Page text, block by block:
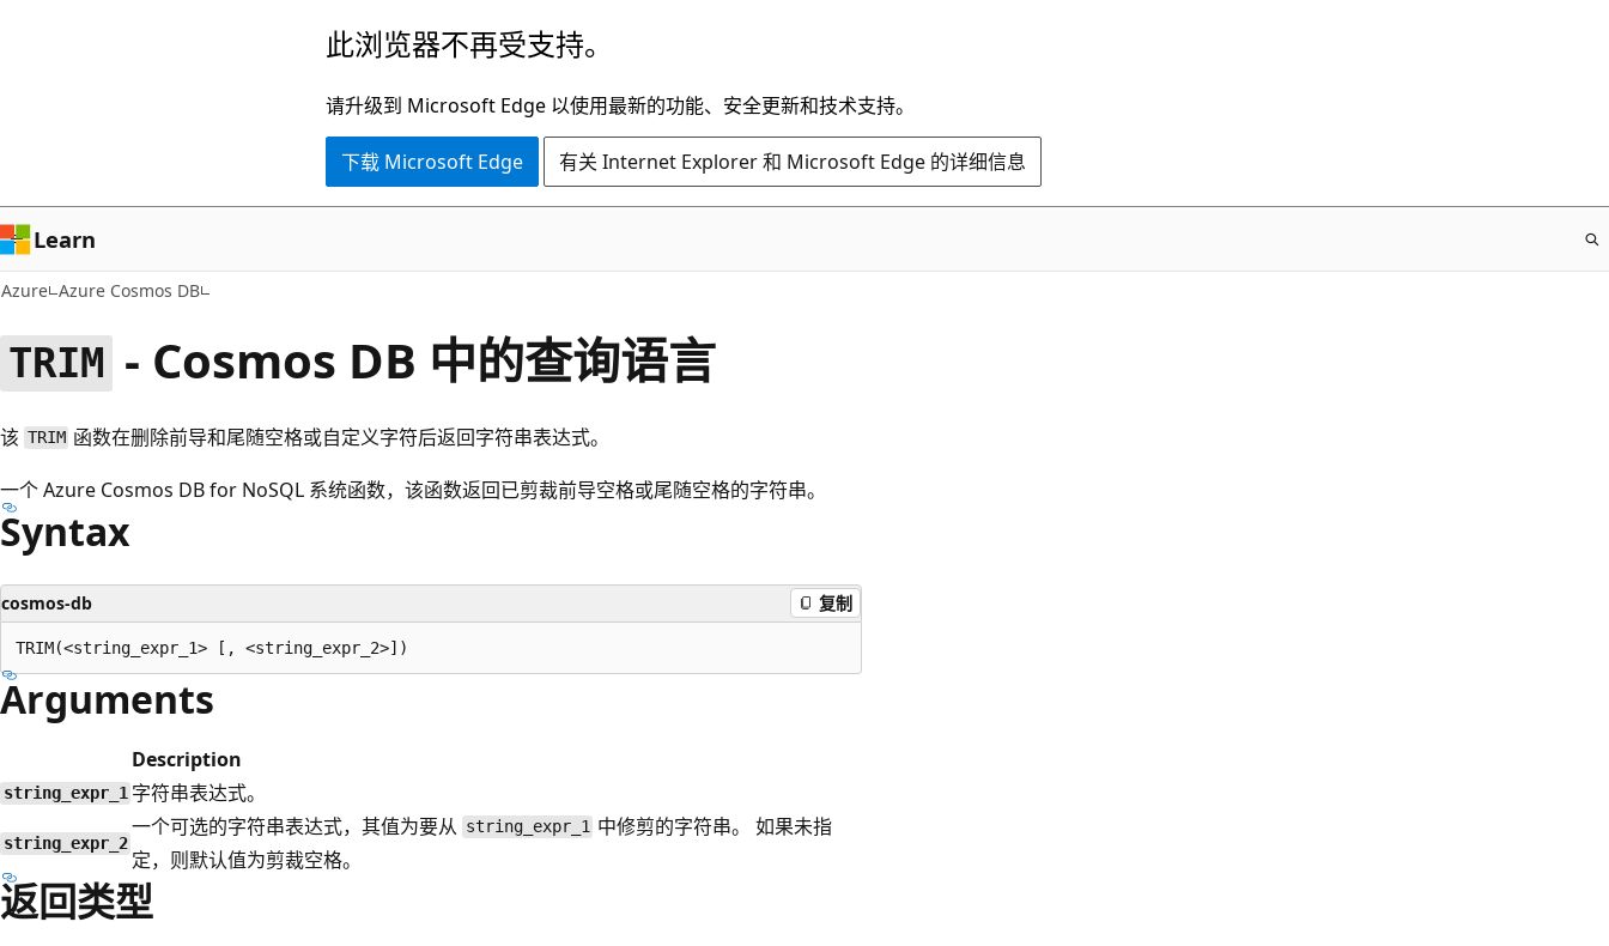
容
此浏览器不再受支持。
请升级到 Microsoft Edge 以使用最新的功能、安全更新和技术支持。
下载 Microsoft Edge 有关 Internet Explorer 和 Microsoft Edge 的详细信息
Learn
Azure Azure Cosmos DB
TRIM - Cosmos DB 中的查询语言
该 TRIM 函数在删除前导和尾随空格或自定义字符后返回字符串表达式。
一个 Azure Cosmos DB for NoSQL 系统函数，该函数返回已剪裁前导空格或尾随空格的字符串。
Syntax
cosmos-db 复制
Arguments
Description
string_expr_1 字符串表达式。
string_expr_2
一个可选的字符串表达式，其值为要从 string_expr_1 中修剪的字符串。 如果未指
定，则默认值为剪裁空格。
返回类型